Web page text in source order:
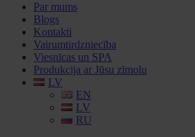
Par mums
Blogs
Kontakti
Vairumtirdzniecība
Viesnīcas un SPA
Produkcija ar Jūsu zīmolu
LV
EN
LV
RU